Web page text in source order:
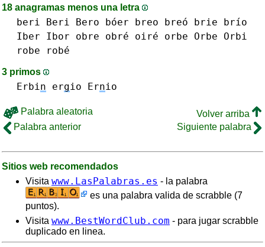
18 anagramas menos una letra
beri Beri Bero bóer breo breó brie
brío
Iber
Ibor obre obré oiré orbe Orbe
Orbi
robe robé
3 primos
Erbin ergio Ernio
Palabra aleatoria
Volver arriba
Palabra anterior
Siguiente palabra
Sitios web recomendados
Visita www.LasPalabras.es - la palabra
es una palabra valida de scrabble (7
puntos).
Visita www.BestWordClub.com - para jugar scrabble
duplicado en linea.